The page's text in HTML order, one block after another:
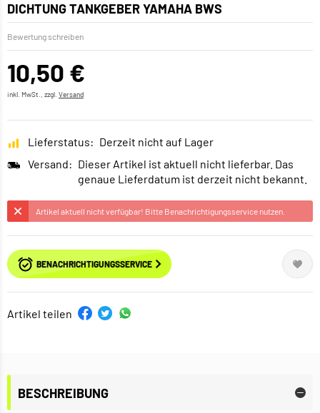
DICHTUNG TANKGEBER YAMAHA BWS
Bewertung schreiben
10,50 €
inkl. MwSt., zzgl. Versand
Lieferstatus: Derzeit nicht auf Lager
Versand: Dieser Artikel ist aktuell nicht lieferbar. Das
genaue Lieferdatum ist derzeit nicht bekannt.
Artikel aktuell nicht verfügbar! Bitte Benachrichtigungsservice nutzen.
BENACHRICHTIGUNGSSERVICE
Artikel teilen
BESCHREIBUNG